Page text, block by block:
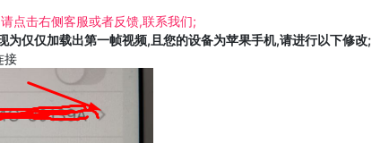
点击右侧客服或者反馈,联系我们;
为仅仅加载出第一帧视频,且您的设备为苹果手机,请进行以下修改;
接